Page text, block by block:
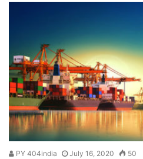
PY 404india July 16, 2020 50